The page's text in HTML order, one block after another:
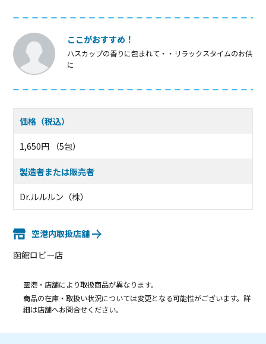
ここがおすすめ！
ハスカップの香りに包まれて・・リラックスタイムのお供
に
価格（税込）
1,650円 （5包）
製造者または販売者
Dr.ルルルン（株）
空港内取扱店舗
函館ロビー店
空港・店舗により取扱商品が異なります。
商品の在庫・取扱い状況については変更となる可能性がございます。詳
細は店舗へお問合せください。